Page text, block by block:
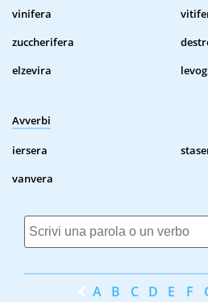
vinifera
zuccherifera
elzevira
Avverbi
iersera
vanvera
A B C D E F